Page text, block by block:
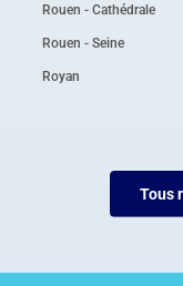
Rouen - Cathédrale
Rouen - Seine
Royan
Tous